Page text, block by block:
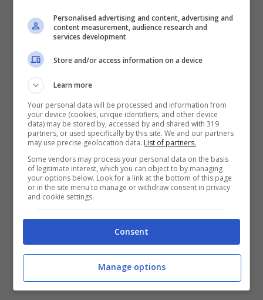
sarà valida solo per importisotto i 1000
euro.
L’alleanza tra Alitalia e la Lottomatica, che
ha creato moltepolemichesoprattutto
all’interno delle agenzie di viaggi,
permetterà anche di approfittare di una
offerta molto allettante: il25% di sconto
sull’acquisto di un volo aereo per
raggiungere una località in cui si terrà un
evento, dai concerti alle partite, i cui
biglietti sono gestiti dal circuito Listicket.
Personalised advertising and content, advertising and
content measurement, audience research and
services development
Store and/or access information on a device
Learn more
Your personal data will be processed and information from
your device (cookies, unique identifiers, and other device
data) may be stored by, accessed by and shared with 319
partners, or used specifically by this site. We and our partners
may use precise geolocation data. List of partners.
Some vendors may process your personal data on the basis
of legitimate interest, which you can object to by managing
your options below. Look for a link at the bottom of this page
or in the site menu to manage or withdraw consent in privacy
and cookie settings.
Consent
Manage options